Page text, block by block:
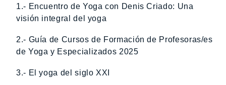
1.- Encuentro de Yoga con Denis Criado: Una
visión integral del yoga
2.- Guía de Cursos de Formación de Profesoras/es
de Yoga y Especializados 2025
3.- El yoga del siglo XXI